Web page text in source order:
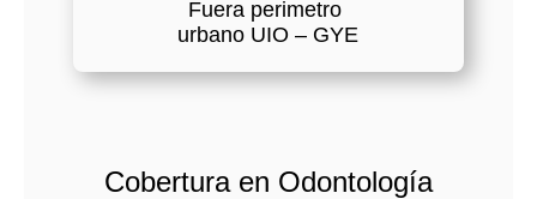
Fuera perimetro
urbano UIO – GYE
Cobertura en Odontología